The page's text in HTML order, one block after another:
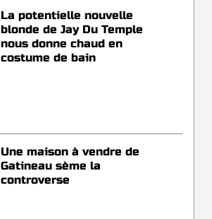
La potentielle nouvelle
blonde de Jay Du Temple
nous donne chaud en
costume de bain
Une maison à vendre de
Gatineau sème la
controverse